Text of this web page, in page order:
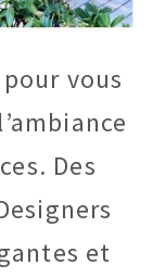
vous
Des
et